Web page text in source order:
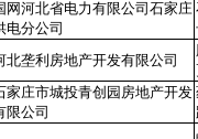
网河北省电力有限公司石家庄
电分公司
北垄利房地产开发有限公司
家庄市城投青创园房地产开发
限公司